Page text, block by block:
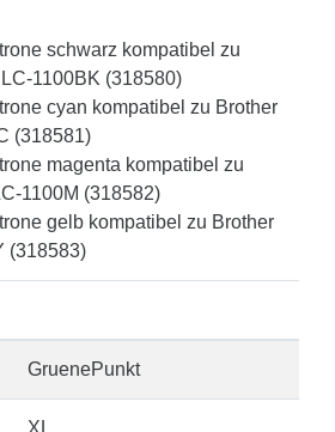
schwarz kompatibel zu
1100BK (318580)
cyan kompatibel zu Brother
(318581)
magenta kompatibel zu
1100M (318582)
gelb kompatibel zu Brother
(318583)
GruenePunkt
XL